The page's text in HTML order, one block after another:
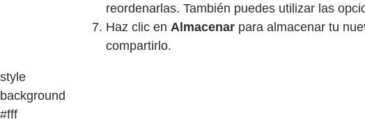
reordenarlas. También puedes utilizar las
Haz clic en Almacenarpara almacenar tu
compartirlo.
style
background
#fff